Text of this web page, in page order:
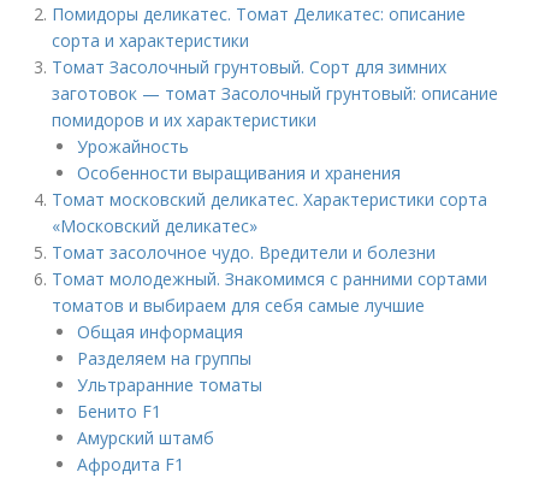
Помидоры деликатес. Томат Деликатес: описание
сорта и характеристики
Томат Засолочный грунтовый. Сорт для зимних
заготовок — томат Засолочный грунтовый: описание
помидоров и их характеристики
Урожайность
Особенности выращивания и хранения
Томат московский деликатес. Характеристики сорта
«Московский деликатес»
Томат засолочное чудо. Вредители и болезни
Томат молодежный. Знакомимся с ранними сортами
томатов и выбираем для себя самые лучшие
Общая информация
Разделяем на группы
Ультраранние томаты
Бенито F1
Амурский штамб
Афродита F1